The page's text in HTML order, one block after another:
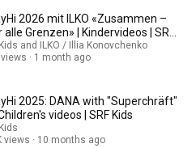
2026 mit ILKO «Zusammen –
alle Grenzen» | Kindervideos | SRF
and ILKO / Illia Konovchenko
views
1 month ago
2025: DANA with "Superchräft"
videos | SRF Kids
views
10 months ago